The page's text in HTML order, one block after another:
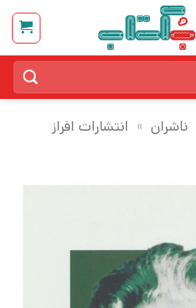
ناشران » انتشارات افراز